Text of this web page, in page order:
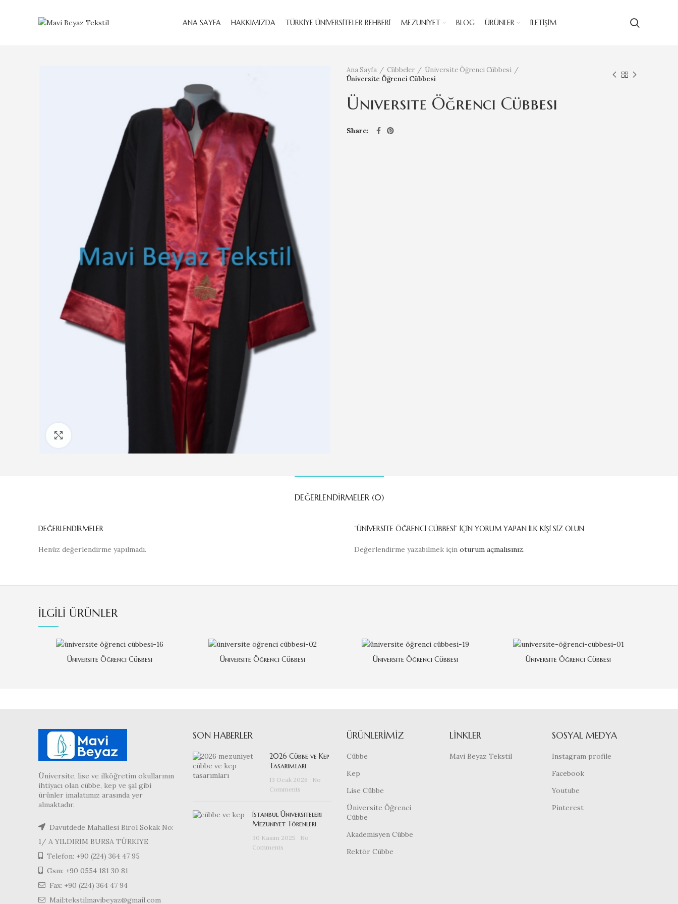
ANA SAYFA HAKKIMIZDA TÜRKIYE ÜNIVERSITELER REHBERI MEZUNİYET BLOG ÜRÜNLER İLETIŞIM
Ana Sayfa Cübbeler
Üniversite Öğrenci Cübbesi
Üniversite Öğrenci Cübbesi
Üniversite Öğrenci Cübbesi
Share
DEĞERLENDIRMELER (0)
DEĞERLENDIRMELER
Henüz değerlendirme yapılmadı.
“ÜNIVERSITE ÖĞRENCI CÜBBESI” IÇIN YORUM YAPAN ILK KIŞI SIZ OLUN
Değerlendirme yazabilmek için oturum açmalısınız.
İLGILI ÜRÜNLER
Üniversite Öğrenci Cübbesi Üniversite Öğrenci Cübbesi Üniversite Öğrenci Cübbesi Üniversite Öğrenci Cübbesi
Üniversite, lise ve ilköğretim okullarının
ihtiyacı olan cübbe, kep ve şal gibi
ürünler imalatımız arasında yer
almaktadır.
Davutdede Mahallesi Birol Sokak No:
1/ A YILDIRIM BURSA TÜRKIYE
Telefon: +90 (224) 364 47 95
Gsm: +90 0554 181 30 81
Fax: +90 (224) 364 47 94
Mail:tekstilmavibeyaz@gmail.com
SON HABERLER
2026 Cübbe ve Kep
Tasarımları
13 Ocak 2026
No
Comments
İstanbul Üniversiteleri
Mezuniyet Törenleri
30 Kasım 2025
No
Comments
ÜRÜNLERIMIZ
Cübbe
Kep
Lise Cübbe
Üniversite Öğrenci
Cübbe
Akademisyen Cübbe
Rektör Cübbe
LINKLER
Mavi Beyaz Tekstil
SOSYAL MEDYA
Instagram profile
Facebook
Youtube
Pinterest